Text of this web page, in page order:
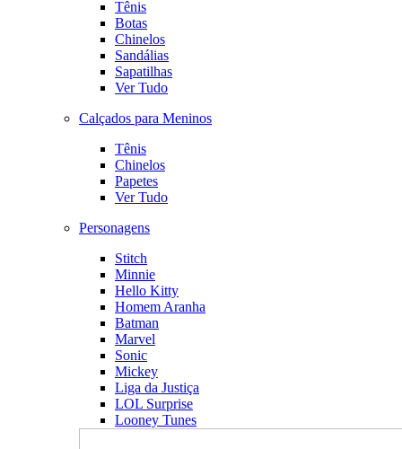
Tênis
Botas
Chinelos
Sandálias
Sapatilhas
Ver Tudo
Calçados para Meninos
Tênis
Chinelos
Papetes
Ver Tudo
Personagens
Stitch
Minnie
Hello Kitty
Homem Aranha
Batman
Marvel
Sonic
Mickey
Liga da Justiça
LOL Surprise
Looney Tunes